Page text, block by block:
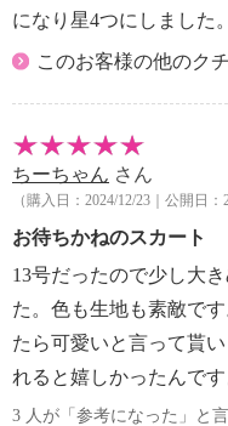
になり星4つにしました。
このお客様の他のク
ちーちゃん さん
（購入日：2024/12/23｜公開日：
お待ちかねのスカート
13号だったので少し大
た。色も生地も素敵で
たら可愛いと言って貰
れると嬉しかったんです
3 人が「参考になった」と